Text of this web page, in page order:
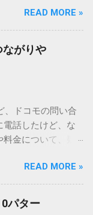
ります。 墨汁は、
ます。そのまま排
宅の排水設備を
この記事では、
ための手順と、
。 墨汁を「排水
。これらは非常に
処理や配管維持
境への深刻な負荷
分解・除去するこ
ると河川や海まで
すリスクがあり
READ MORE »
ながりや
、ドコモの問い合
電話したけど、な
金について、疑
号「151」ですよ
ているの？」「
がわからず、な
ん。 この記事で
READ MORE »
パター